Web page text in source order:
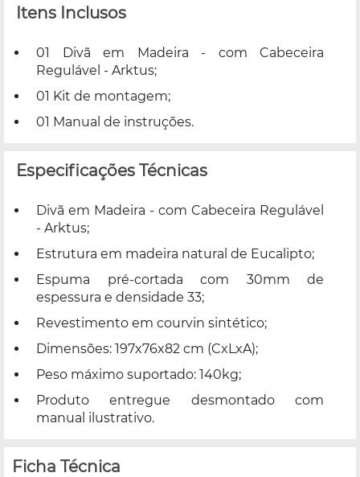
Itens Inclusos
01 Divã em Madeira - com Cabeceira
Regulável - Arktus;
01 Kit de montagem;
01 Manual de instruções.
Especificações Técnicas
Divã em Madeira - com Cabeceira Regulável
- Arktus;
Estrutura em madeira natural de Eucalipto;
Espuma pré-cortada com 30mm de
espessura e densidade 33;
Revestimento em courvin sintético;
Dimensões: 197x76x82 cm (CxLxA);
Peso máximo suportado: 140kg;
Produto entregue desmontado com
manual ilustrativo.
Ficha Técnica